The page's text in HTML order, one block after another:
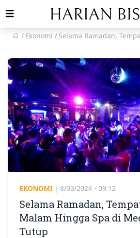
Open main menu
Ekonomi
Selama Ramadan,
EKONOMI | 8/03/2024 - 09:12
Selama Ramadan,
Malam Hingga Spa di
Tutup